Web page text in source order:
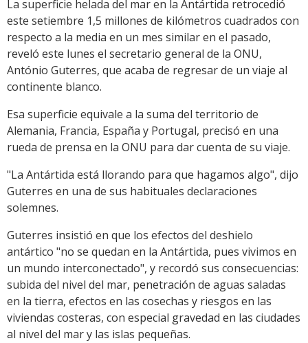
La superficie helada del mar en la Antártida retrocedió
este setiembre 1,5 millones de kilómetros cuadrados con
respecto a la media en un mes similar en el pasado,
reveló este lunes el secretario general de la ONU,
António Guterres, que acaba de regresar de un viaje al
continente blanco.
Esa superficie equivale a la suma del territorio de
Alemania, Francia, España y Portugal, precisó en una
rueda de prensa en la ONU para dar cuenta de su viaje.
"La Antártida está llorando para que hagamos algo", dijo
Guterres en una de sus habituales declaraciones
solemnes.
Guterres insistió en que los efectos del deshielo
antártico "no se quedan en la Antártida, pues vivimos en
un mundo interconectado", y recordó sus consecuencias:
subida del nivel del mar, penetración de aguas saladas
en la tierra, efectos en las cosechas y riesgos en las
viviendas costeras, con especial gravedad en las ciudades
al nivel del mar y las islas pequeñas.